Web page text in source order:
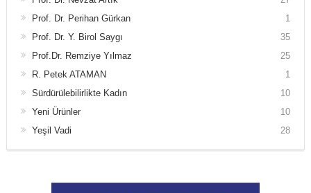
Prof. Dr. Perihan Gürkan
1
Prof. Dr. Y. Birol Saygı
35
Prof.Dr. Remziye Yılmaz
25
R. Petek ATAMAN
1
Sürdürülebilirlikte Kadın
10
Yeni Ürünler
10
Yeşil Vadi
28